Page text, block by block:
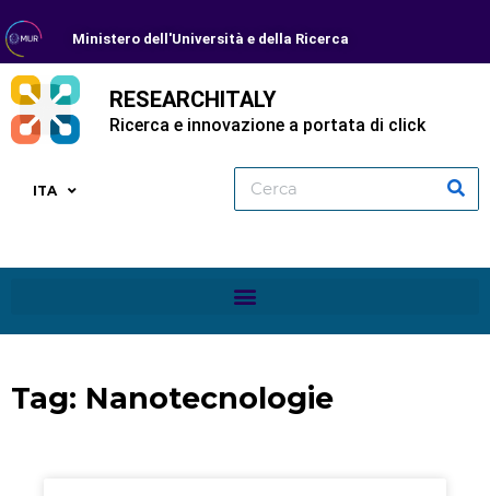
Ministero dell'Università e della Ricerca
RESEARCHITALY
Ricerca e innovazione a portata di click
ITA
Tag: Nanotecnologie